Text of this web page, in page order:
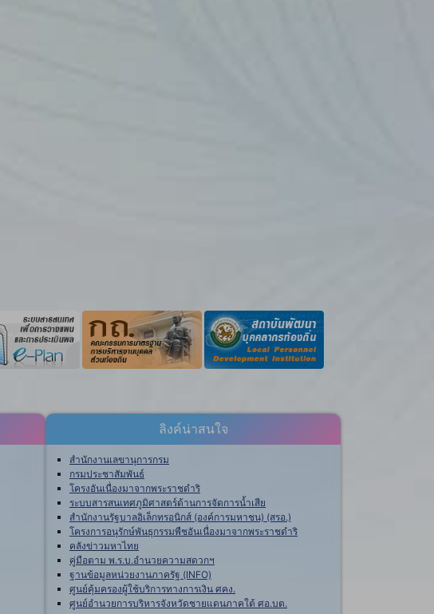
ลิงค์น่าสนใจ
สำนักงานเลขานุการกรม
กรมประชาสัมพันธ์
โครงอันเนื่องมาจากพระราชดำริ
ระบบสารสนเทศภูมิศาสตร์ด้านการจัดการน้ำเสีย
สำนักงานรัฐบาลอิเล็กทรอนิกส์ (องค์การมหาชน) (สรอ.)
โครงการอนุรักษ์พันธุกรรมพืชอันเนื่องมาจากพระราชดำริ
คลังข่าวมหาไทย
คู่มือตาม พ.ร.บ.อำนวยความสดวกฯ
ฐานข้อมูลหน่วยงานภาครัฐ (INFO)
ศูนย์คุ้มครองผู้ใช้บริการทางการเงิน ศคง.
ศูนย์อำนวยการบริหารจังหวัดชายแดนภาคใต้ ศอ.บต.